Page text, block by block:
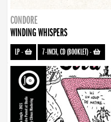
CONDORE
WINDING WHISPERS
LP- 7-INCH, CD (BOOKLET)-